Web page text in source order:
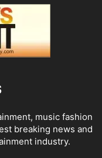
music fashion
breaking news and
industry.